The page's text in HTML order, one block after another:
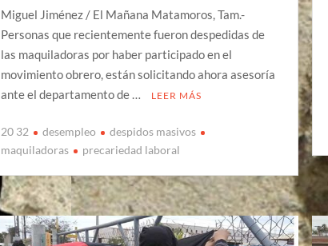
Miguel Jiménez / El Mañana Matamoros, Tam.-
Personas que recientemente fueron despedidas de
las maquiladoras por haber participado en el
movimiento obrero, están solicitando ahora asesoría
ante el departamento de …
LEER MÁS
20 32 desempleo
despidos masivos
maquiladoras
precariedad laboral